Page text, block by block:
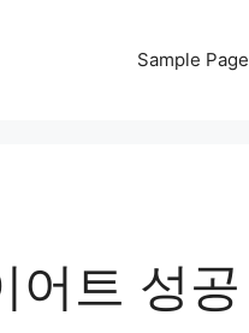
Sample Page
어트 성공